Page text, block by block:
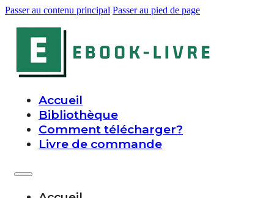
Passer au contenu principal Passer au pied de page
Accueil
Bibliothèque
Comment télécharger?
Livre de commande